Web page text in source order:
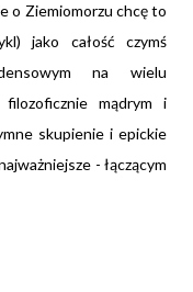
o Ziemiomorzu chcę to
jako całość czymś
na wielu
filozoficznie mądrym i
skupienie i epickie
- łączącym